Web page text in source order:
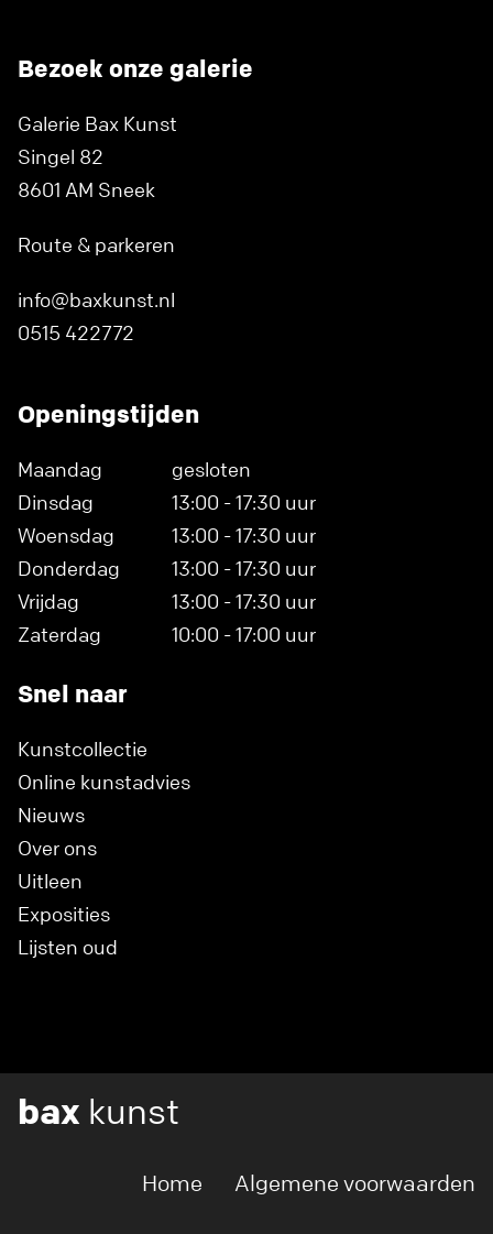
Bezoek onze galerie
Galerie Bax Kunst
Singel 82
8601 AM Sneek
Route & parkeren
info@baxkunst.nl
0515 422772
Openingstijden
Maandag
gesloten
Dinsdag
13:00 - 17:30 uur
Woensdag
13:00 - 17:30 uur
Donderdag
13:00 - 17:30 uur
Vrijdag
13:00 - 17:30 uur
Zaterdag
10:00 - 17:00 uur
Snel naar
Kunstcollectie
Online kunstadvies
Nieuws
Over ons
Uitleen
Exposities
Lijsten oud
bax kunst
Home Algemene voorwaarden